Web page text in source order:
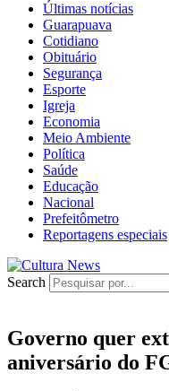
Últimas notícias
Guarapuava
Cotidiano
Obituário
Segurança
Esporte
Igreja
Economia
Meio Ambiente
Política
Saúde
Educação
Nacional
Prefeitômetro
Reportagens especiais
Search
Governo quer
aniversário do